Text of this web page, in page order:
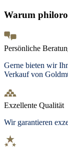
Warum
Persönliche
Gerne bieten wir
Verkauf von
Exzellente Qualität
Wir garantieren